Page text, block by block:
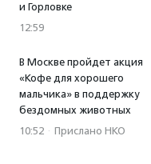
и Горловке
12:59
В Москве пройдет акция
«Кофе для хорошего
мальчика» в поддержку
бездомных животных
10:52 · Прислано НКО